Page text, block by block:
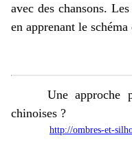
avec des chansons.
en apprenant le
Une approche
chinoises ?
http://ombres-et-